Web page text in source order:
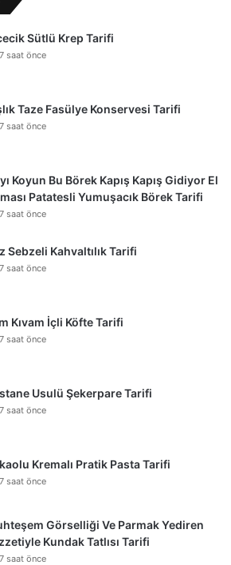
Sütlü Krep Tarifi
saat önce
Taze Fasülye Konservesi Tarifi
saat önce
Koyun Bu Börek Kapış Kapış Gidiyor El
Patatesli Yumuşacık Börek Tarifi
saat önce
Sebzeli Kahvaltılık Tarifi
saat önce
Kıvam İçli Köfte Tarifi
saat önce
Usulü Şekerpare Tarifi
saat önce
Kremalı Pratik Pasta Tarifi
saat önce
Görselliği Ve Parmak Yediren
Kundak Tatlısı Tarifi
saat önce